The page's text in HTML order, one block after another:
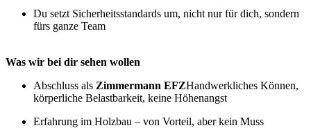
Du setzt Sicherheitsstandards um, nicht nur für dich, sondern
fürs ganze Team
Was wir bei dir sehen wollen
Abschluss als Zimmermann EFZHandwerkliches Können,
körperliche Belastbarkeit, keine Höhenangst
Erfahrung im Holzbau – von Vorteil, aber kein Muss